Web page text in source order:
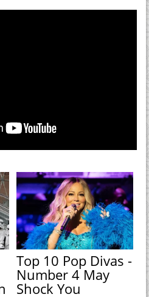
Top 10 Pop Divas -
Number 4 May
Shock You